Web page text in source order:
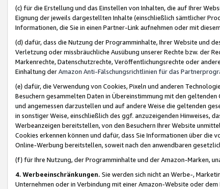
(c) für die Erstellung und das Einstellen von Inhalten, die auf Ihrer
Eignung der jeweils dargestellten Inhalte (einschließlich sämtlicher
Informationen, die Sie in einen Partner-Link aufnehmen oder mit
(d) dafür, dass die Nutzung der Programminhalte, Ihrer Website und
Verletzung oder missbräuchliche Ausübung unserer Rechte bzw. der
Markenrechte, Datenschutzrechte, Veröffentlichungsrechte oder
Einhaltung derAmazon Anti-Fälschungsrichtlinien für das
(e) dafür, die Verwendung von Cookies, Pixeln und anderen
Besuchern gesammelten Daten in Übereinstimmung mit den
und angemessen darzustellen und auf andere Weise die geltenden
in sonstiger Weise, einschließlich des ggf. anzuzeigenden Hinweises,
Werbeanzeigen bereitstellen, von den Besuchern Ihrer Website
Cookies erkennen können und dafür, dass Sie Informationen über die
Online-Werbung bereitstellen, soweit nach den anwendbaren
(f) für Ihre Nutzung, der Programminhalte und der Amazon-Marken,
4. Werbeeinschränkungen. Sie werden sich nicht an Werbe-,
Unternehmen oder in Verbindung mit einer Amazon-Website oder